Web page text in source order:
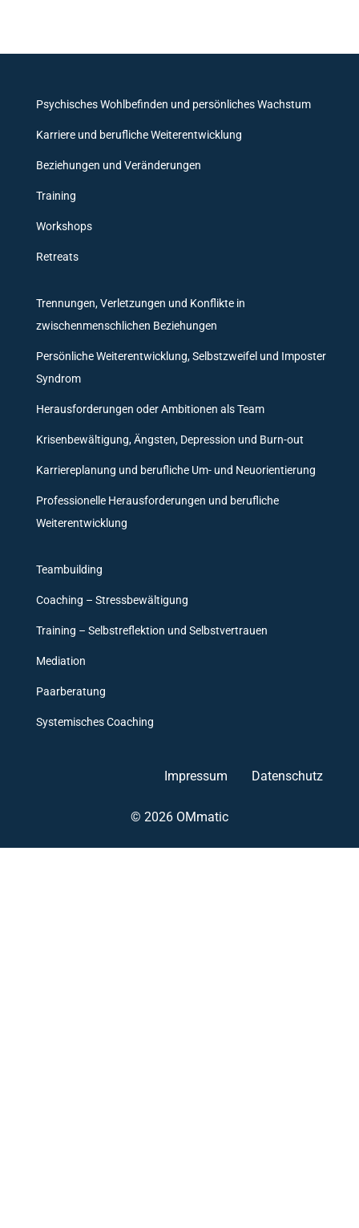
Psychisches Wohlbefinden und persönliches Wachstum
Karriere und berufliche Weiterentwicklung
Beziehungen und Veränderungen
Training
Workshops
Retreats
Trennungen, Verletzungen und Konflikte in
zwischenmenschlichen Beziehungen
Persönliche Weiterentwicklung, Selbstzweifel und Imposter
Syndrom
Herausforderungen oder Ambitionen als Team
Krisenbewältigung, Ängsten, Depression und Burn-out
Karriereplanung und berufliche Um- und Neuorientierung
Professionelle Herausforderungen und berufliche
Weiterentwicklung
Teambuilding
Coaching – Stressbewältigung
Training – Selbstreflektion und Selbstvertrauen
Mediation
Paarberatung
Systemisches Coaching
© 2026 OMmatic
Impressum Datenschutz